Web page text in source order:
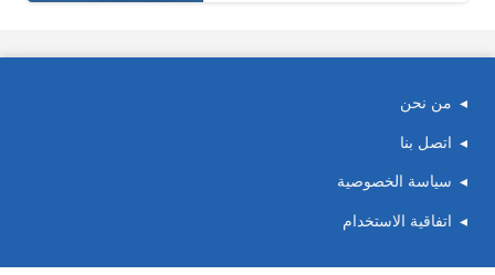
من نحن
اتصل بنا
سياسة الخصوصية
اتفاقية الاستخدام